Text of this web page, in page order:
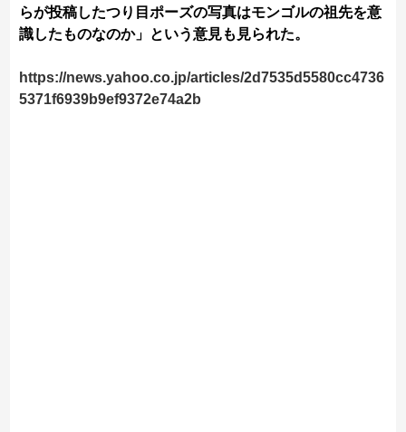
らが投稿したつり目ポーズの写真はモンゴルの祖先を意
識したものなのか」という意見も見られた。
https://news.yahoo.co.jp/articles/2d7535d5580cc4736
5371f6939b9ef9372e74a2b